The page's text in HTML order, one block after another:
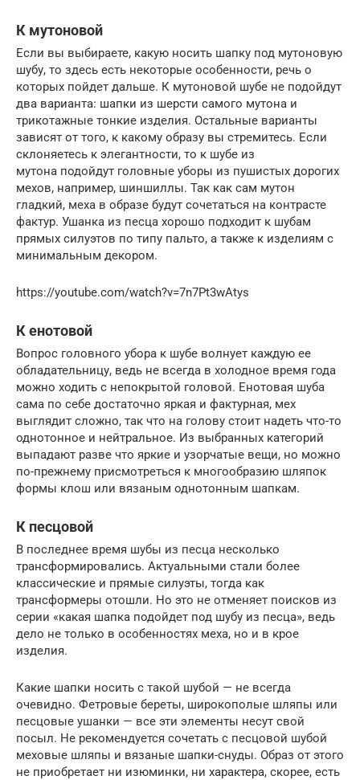
К мутоновой
Если вы выбираете, какую носить шапку под мутоновую
шубу, то здесь есть некоторые особенности, речь о
которых пойдет дальше. К мутоновой шубе не подойдут
два варианта: шапки из шерсти самого мутона и
трикотажные тонкие изделия. Остальные варианты
зависят от того, к какому образу вы стремитесь. Если
склоняетесь к элегантности, то к шубе из
мутона подойдут головные уборы из пушистых дорогих
мехов, например, шиншиллы. Так как сам мутон
гладкий, меха в образе будут сочетаться на контрасте
фактур. Ушанка из песца хорошо подходит к шубам
прямых силуэтов по типу пальто, а также к изделиям с
минимальным декором.
https://youtube.com/watch?v=7n7Pt3wAtys
К енотовой
Вопрос головного убора к шубе волнует каждую ее
обладательницу, ведь не всегда в холодное время года
можно ходить с непокрытой головой. Енотовая шуба
сама по себе достаточно яркая и фактурная, мех
выглядит сложно, так что на голову стоит надеть что-то
однотонное и нейтральное. Из выбранных категорий
выпадают разве что яркие и узорчатые вещи, но можно
по-прежнему присмотреться к многообразию шляпок
формы клош или вязаным однотонным шапкам.
К песцовой
В последнее время шубы из песца несколько
трансформировались. Актуальными стали более
классические и прямые силуэты, тогда как
трансформеры отошли. Но это не отменяет поисков из
серии «какая шапка подойдет под шубу из песца», ведь
дело не только в особенностях меха, но и в крое
изделия.
Какие шапки носить с такой шубой — не всегда
очевидно. Фетровые береты, широкополые шляпы или
песцовые ушанки — все эти элементы несут свой
посыл. Не рекомендуется сочетать с песцовой шубой
меховые шляпы и вязаные шапки-снуды. Образ от этого
не приобретает ни изюминки, ни характера, скорее, есть